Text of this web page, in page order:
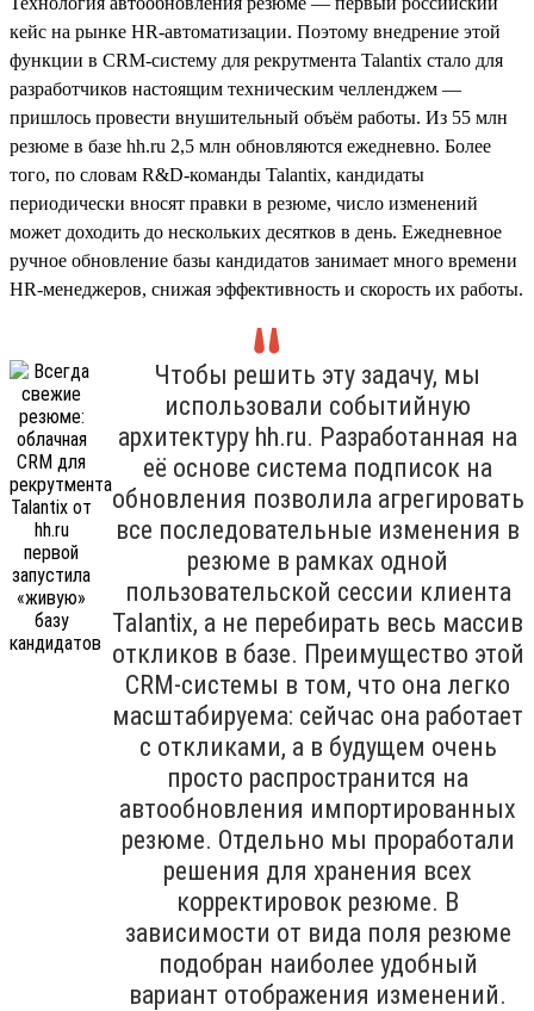
кейс на рынке HR-автоматизации. Поэтому внедрение этой
функции в CRM-систему для рекрутмента Talantix стало для
разработчиков настоящим техническим челленджем —
пришлось провести внушительный объём работы. Из 55 млн
резюме в базе hh.ru 2,5 млн обновляются ежедневно. Более
того, по словам R&D-команды Talantix, кандидаты
периодически вносят правки в резюме, число изменений
может доходить до нескольких десятков в день. Ежедневное
ручное обновление базы кандидатов занимает много времени
HR-менеджеров, снижая эффективность и скорость их работы.
Чтобы решить эту задачу, мы
использовали событийную
архитектуру hh.ru. Разработанная на
её основе система подписок на
обновления позволила агрегировать
все последовательные изменения в
резюме в рамках одной
пользовательской сессии клиента
Talantix, а не перебирать весь массив
откликов в базе. Преимущество этой
CRM-системы в том, что она легко
масштабируема: сейчас она работает
с откликами, а в будущем очень
просто распространится на
автообновления импортированных
резюме. Отдельно мы проработали
решения для хранения всех
корректировок резюме. В
зависимости от вида поля резюме
подобран наиболее удобный
вариант отображения изменений.